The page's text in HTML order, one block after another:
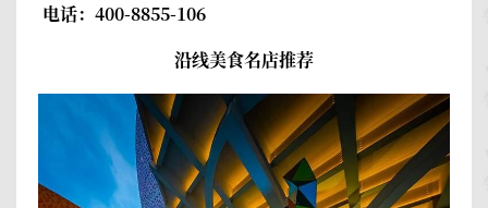
电话：400-8855-106
沿线美食名店推荐